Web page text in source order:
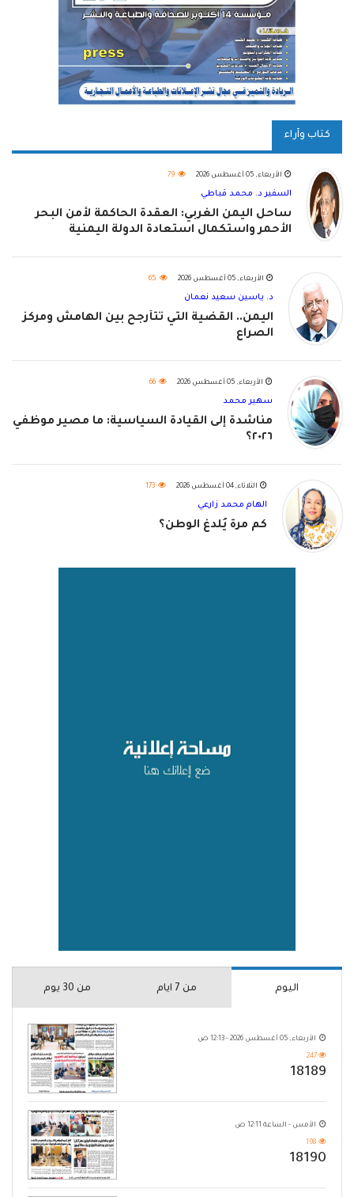
كتاب وآراء
الأربعاء, 05 أغسطس 2026 79
السفير د. محمد قباطي
ساحل اليمن الغربي: العقدة الحاكمة لأمن البحر
الأحمر واستكمال استعادة الدولة اليمنية
الأربعاء, 05 أغسطس 2026 65
د. ياسين سعيد نعمان
اليمن.. القضية التي تتأرجح بين الهامش ومركز
الصراع
الأربعاء, 05 أغسطس 2026 66
سهير محمد
مناشدة إلى القيادة السياسية: ما مصير موظفي
٢٠٢٦؟
الثلاثاء, 04 أغسطس 2026 173
الهام محمد زارعي
كم مرة يُلدغ الوطن؟
اليوم من 7 ايام من 30 يوم
الأربعاء, 05 أغسطس 2026 - 12:13 ص
247
18189
الأمس - الساعة 12:11 ص
198
18190